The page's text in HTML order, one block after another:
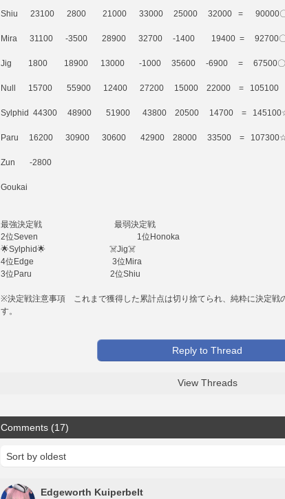
Shiu      23100      2800        21000      33000     25000     32000   =      90000
Mira      31100      -3500       28900      32700     -1400        19400  =     92700
Jig        1800        18900      13000       -1000     35600     -6900     =     67500〇
Null      15700       55900      12400      27200     15000    22000    =   105100
Sylphid  44300     48900       51900      43800    20500     14700    =
Paru     16200      30900      30600       42900    28000     33500    =
Zun       -2800
Goukai
最強決定戦                                   最弱決定戦
2位Seven　　　　　　　　　　　　1位Honoka
🌟Sylphid🌟                               ☠️Jig☠️
4位Edge                                      3位Mira
3位Paru                                      2位Shiu
※決定戦注意事項　これまで獲得した累計点は切り捨てられ、純粋に決定戦
す。
Reply to Thread
View Threads
Comments (17)
Edgeworth Kuiperbelt